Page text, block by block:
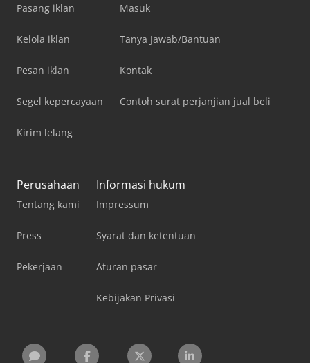
Pasang iklan
Kelola iklan
Pesan iklan
Segel kepercayaan
Kirim lelang
Masuk
Tanya Jawab/Bantuan
Kontak
Contoh surat perjanjian jual beli
Perusahaan
Tentang kami
Press
Pekerjaan
Informasi hukum
Impressum
Syarat dan ketentuan
Aturan pasar
Kebijakan Privasi